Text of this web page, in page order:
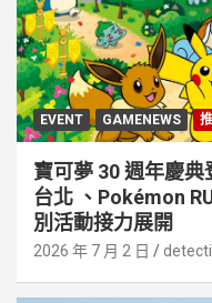
EVENT GAMENEWS
寶可夢 30 週年慶
台北 、Pokémon
別活動接⼒展開
2026 年 7 月 2 日